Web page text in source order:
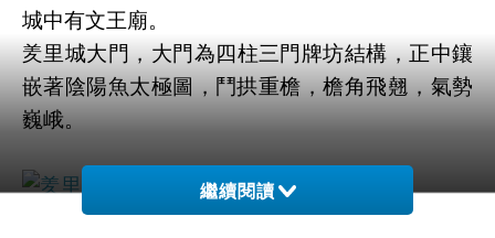
城中有文王廟。
羑里城大門 ，大門為四柱三門牌坊結構，正中鑲
嵌著陰陽魚太極圖，鬥拱重檐，檐角飛翹，氣勢
巍峨。
羑里城可算是《周易》的發源地，
繼續閱讀